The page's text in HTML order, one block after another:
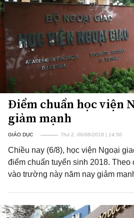
Điểm chuẩn học viện
giảm mạnh
GIÁO DỤC Thứ 2, 06/08/2018 | 14:50
Chiều nay (6/8), học viện Ngoại
điểm chuẩn tuyển sinh 2018. Theo
vào trường này năm nay giảm